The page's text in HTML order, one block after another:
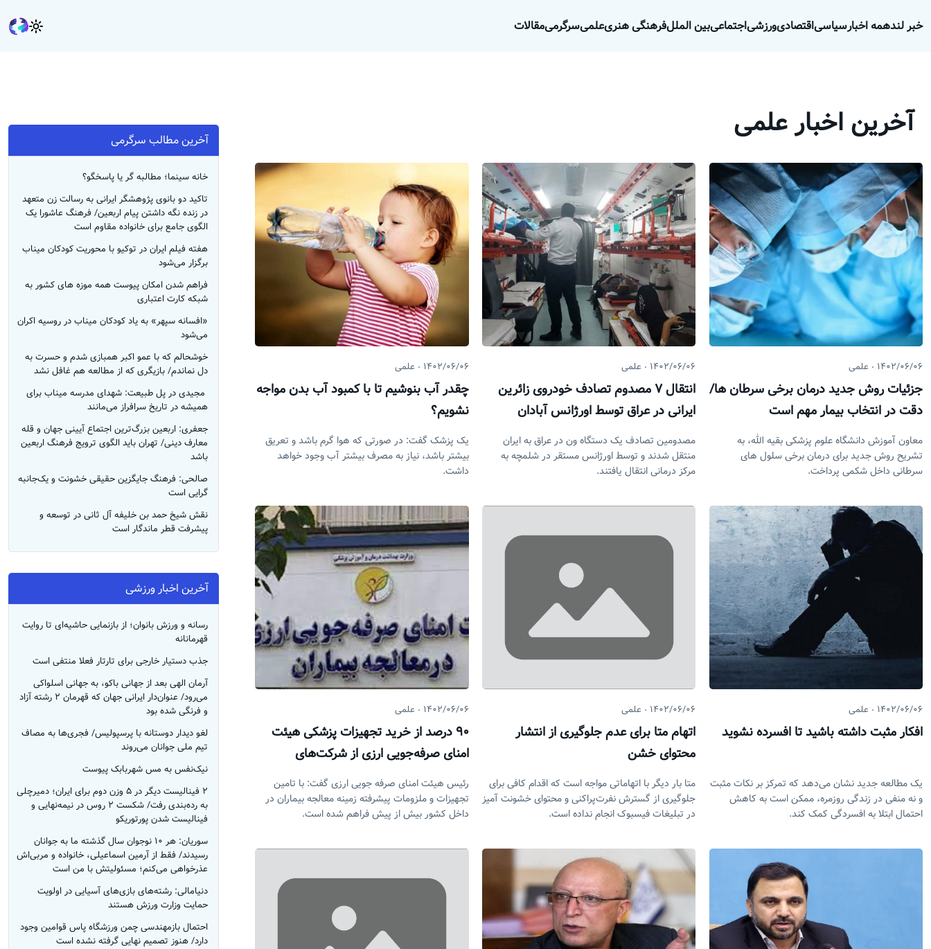
خبر لندهمه اخبارسیاسیاقتصادیورزشیاجتماعیبین المللفرهنگی هنریعلمیسرگرمیمقالات
آخرین اخبار علمی
۱۴۰۲/۰۶/۰۶ علمی
جزئیات روش جدید درمان برخی سرطان ها/
دقت در انتخاب بیمار مهم است
معاون آموزش دانشگاه علوم پزشکی بقیه الله، به
تشریح روش جدید برای درمان برخی سلول های
سرطانی داخل شکمی پرداخت.
۱۴۰۲/۰۶/۰۶ علمی
انتقال ۷ مصدوم تصادف خودروی زائرین
ایرانی در عراق توسط اورژانس آبادان
مصدومین تصادف یک دستگاه ون در عراق به ایران
منتقل شدند و توسط اورژانس مستقر در شلمچه به
مرکز درمانی انتقال یافتند.
۱۴۰۲/۰۶/۰۶ علمی
چقدر آب بنوشیم تا با کمبود آب بدن مواجه
نشویم؟
یک پزشک گفت: در صورتی که هوا گرم باشد و تعریق
بیشتر باشد، نیاز به مصرف بیشتر آب وجود خواهد
داشت.
۱۴۰۲/۰۶/۰۶ علمی
افکار مثبت داشته باشید تا افسرده نشوید
یک مطالعه جدید نشان می‌دهد که تمرکز بر نکات مثبت
و نه منفی در زندگی روزمره، ممکن است به کاهش
احتمال ابتلا به افسردگی کمک کند.
۱۴۰۲/۰۶/۰۶ علمی
اتهام متا برای عدم جلوگیری از انتشار
محتوای خشن
متا بار دیگر با اتهاماتی مواجه است که اقدام کافی برای
جلوگیری از گسترش نفرت‌پراکنی ‌و محتوای خشونت آمیز
در تبلیغات فیسبوک انجام نداده است.
۱۴۰۲/۰۶/۰۶ علمی
۹۰ درصد از خرید تجهیزات پزشکی هیئت
امنای صرفه‌جویی ارزی از شرکت‌های
دانش‌بنیان است
رئیس هیئت امنای صرفه جویی ارزی گفت: با تامین
تجهیزات و ملزومات پیشرفته زمینه معالجه بیماران در
داخل کشور بیش از پیش فراهم شده است.
آخرین مطالب سرگرمی
خانه سینما؛ مطالبه گر یا پاسخگو؟
تاکید دو بانوی پژوهشگر ایرانی به رسالت زن متعهد
در زنده نگه داشتن پیام اربعین/ فرهنگ عاشورا یک
الگوی جامع برای خانواده مقاوم است
هفته فیلم ایران در توکیو با محوریت کودکان میناب
برگزار می‌شود
فراهم شدن امکان پیوست همه موزه های کشور به
شبکه کارت اعتباری
«افسانه سپهر» به یاد کودکان میناب در روسیه اکران
می‌شود
خوشحالم که با عمو اکبر همبازی شدم و حسرت به
دل نماندم/ بازیگری که از مطالعه هم غافل نشد
‌ مجیدی در پل طبیعت: شهدای مدرسه میناب برای
همیشه در تاریخ سرافراز می‌مانند
جعفری: اربعین بزرگ‌ترین اجتماع آیینی جهان و قله
معارف دینی/ تهران باید الگوی ترویج فرهنگ اربعین
باشد
صالحی: فرهنگ جایگزین حقیقی خشونت و یک‌جانبه
گرایی است
نقش شیخ حمد بن خلیفه آل ثانی در توسعه و
پیشرفت قطر ماندگار است
آخرین اخبار ورزشی
رسانه و ورزش بانوان؛ از بازنمایی حاشیه‌ای تا روایت
قهرمانانه
جذب دستیار خارجی برای تارتار فعلا منتفی است
آرمان الهی بعد از جهانی باکو، به جهانی اسلواکی
می‌رود/ عنوان‌دار ایرانی جهان که قهرمان ۲ رشته آزاد
و فرنگی شده بود
لغو دیدار دوستانه با پرسپولیس/ فجری‌ها به مصاف
تیم ملی جوانان می‌روند
نیک‌نفس به مس شهربابک پیوست
۲ فینالیست دیگر در ۵ وزن دوم برای ایران؛ دمیرچلی
به رده‌بندی رفت/ شکست ۲ روس در نیمه‎‌نهایی و
فینالیست شدن پورتوریکو
سوریان: هر ۱۰ نوجوان سال گذشته‌ ما به جوانان
رسیدند/ فقط از آرمین اسماعیلی، خانواده و مربی‌اش
عذرخواهی می‌کنم؛ مسئولیتش با من است
دنیامالی: رشته‌های بازی‌های آسیایی در اولویت
حمایت وزارت ورزش هستند
احتمال بازمهندسی چمن ورزشگاه پاس قوامین وجود
دارد/ هنوز تصمیم نهایی گرفته نشده است